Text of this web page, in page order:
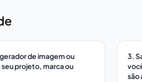
de imagem ou
projeto, marca ou
3.
são